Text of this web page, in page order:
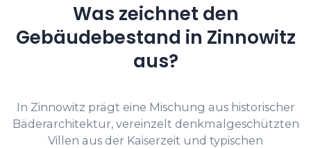
Was zeichnet den
Gebäudebestand in Zinnowitz
aus?
In Zinnowitz prägt eine Mischung aus historischer
Bäderarchitektur, vereinzelt denkmalgeschützten
Villen aus der Kaiserzeit und typischen